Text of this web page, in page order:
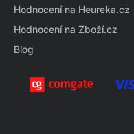
Hodnocení na Heureka.cz
Hodnocení na Zboží.cz
Blog